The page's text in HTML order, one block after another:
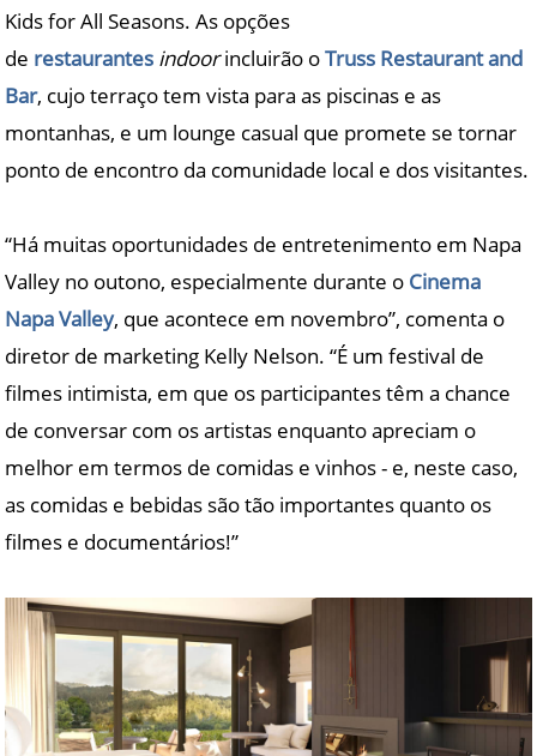
Kids for All Seasons. As opções
de restaurantes indoorincluirão oTruss Restaurant and
Bar, cujo terraço tem vista para as piscinas e as
montanhas, e um lounge casual que promete se tornar
ponto de encontro da comunidade local e dos visitantes.
“Há muitas oportunidades de entretenimento em Napa
Valley no outono, especialmente durante o Cinema
Napa Valley, que acontece em novembro”, comenta o
diretor de marketing Kelly Nelson. “É um festival de
filmes intimista, em que os participantes têm a chance
de conversar com os artistas enquanto apreciam o
melhor em termos de comidas e vinhos - e, neste caso,
as comidas e bebidas são tão importantes quanto os
filmes e documentários!”